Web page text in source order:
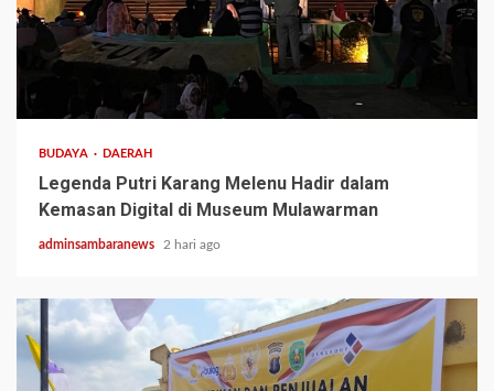
BUDAYA DAERAH
Legenda Putri Karang Melenu Hadir dalam
Kemasan Digital di Museum Mulawarman
adminsambaranews 2 hari ago